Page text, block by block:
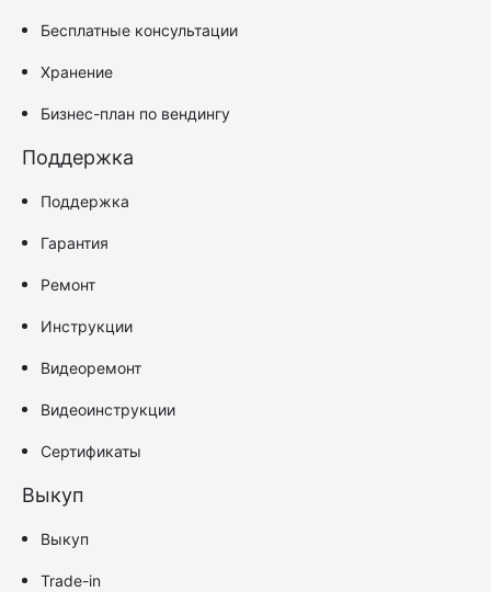
Бесплатные консультации
Хранение
Бизнес-план по вендингу
Поддержка
Поддержка
Гарантия
Ремонт
Инструкции
Видеоремонт
Видеоинструкции
Сертификаты
Выкуп
Выкуп
Trade-in